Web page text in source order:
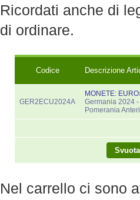
Ricordati anche di
di ordinare.
Codice Descrizione
GER2ECU2024A
MONETE:
Germania 2024
Pomerania
Nel carrello ci sono